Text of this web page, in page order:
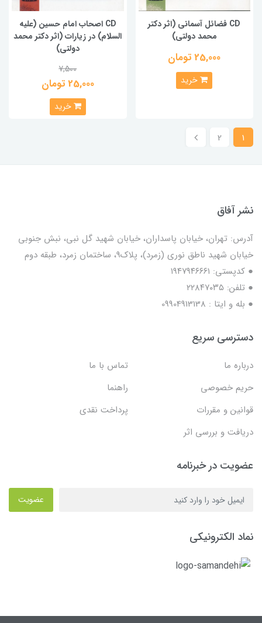
CD فضائل آسمانی (اثر دکتر
محمد دولتی)
25,000 تومان
خرید
CD اصحاب امام حسین (علیه
السلام) در زیارات (اثر دکتر محمد
دولتی)
7,500
25,000 تومان
خرید
1
2
نشر آفاق
آدرس: تهران، خیابان پاسداران، خیابان شهید گل نبی، نبش جنوبی
خیابان شهید ناطق نوری (زمرد)، پلاک9، ساختمان زمرد، طبقه دوم
● کدپستی: ۱۹۴۷۹۴۶۶۶۱
● تلفن: ٢٢٨۴٧۰۳۵
● بله و ایتا : 09904913138
دسترسی سریع
درباره ما
تماس با ما
حریم خصوصی
راهنما
قوانین و مقررات
پرداخت نقدی
دریافت و بررسی اثر
عضویت در خبرنامه
عضویت
نماد الکترونیکی